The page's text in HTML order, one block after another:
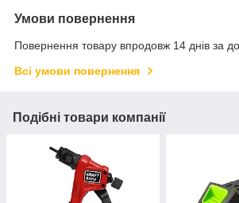
Умови повернення
Повернення товару впродовж 14 днів за
Всі умови повернення
Подібні товари компанії